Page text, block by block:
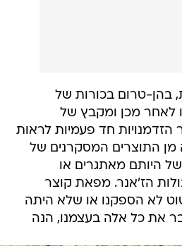
בהן-טרום בכורות של
לאחר מכן ומקבץ של
הזדמנויות חד פעמיות לראות
מן התוצרים המסקרנים של
היותם מאתגרים או
הז'אנר. מפאת קוצר
לא הספקנו או שלא היתה
את כל אלה בעצמנו, הנה